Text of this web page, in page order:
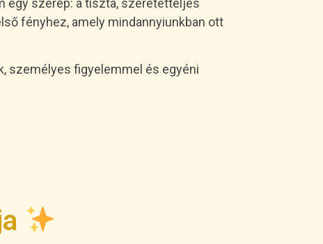
egy szerep: a tiszta, szeretetteljes
fényhez, amely mindannyiunkban ott
személyes figyelemmel és egyéni